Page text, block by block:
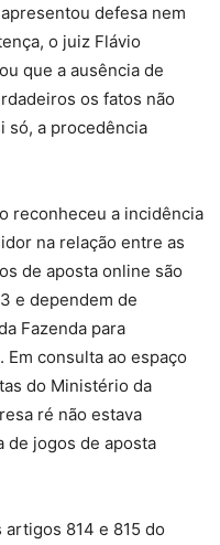
defesa nem
o juiz Flávio
que a ausência de
os fatos não
só, a procedência
reconheceu a incidência
na relação entre as
de aposta online são
e dependem de
Fazenda para
consulta ao espaço
do Ministério da
ré não estava
de jogos de aposta
814 e 815 do